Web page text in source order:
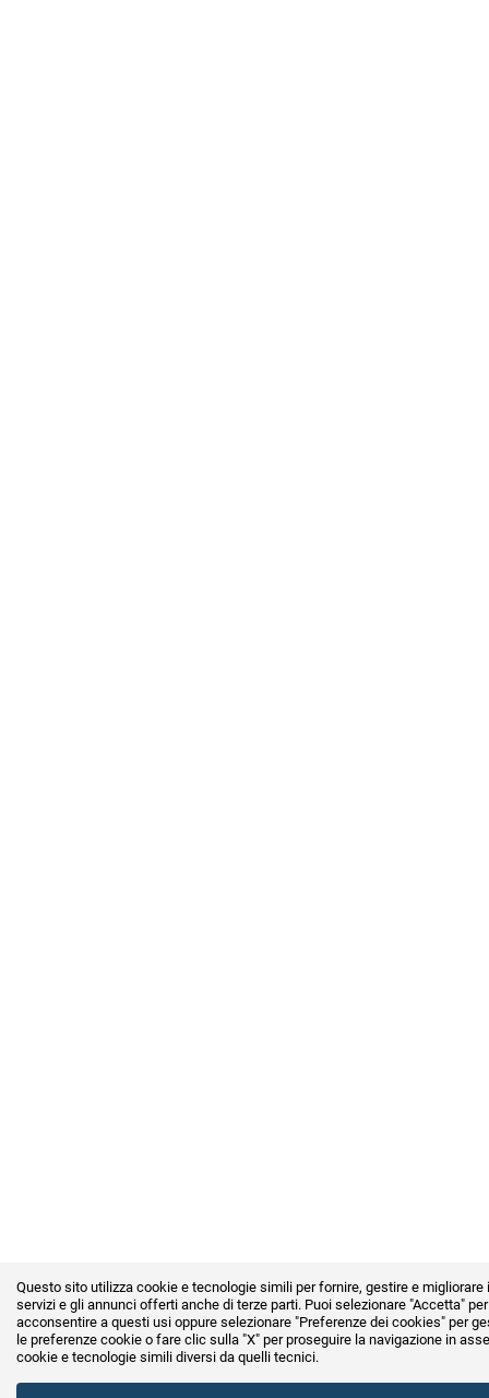
Questo sito utilizza cookie e tecnologie simili per fornire, gestire e migliorare i
servizi e gli annunci offerti anche di terze parti. Puoi selezionare "Accetta" per
acconsentire a questi usi oppure selezionare "Preferenze dei cookies" per
le preferenze cookie o fare clic sulla "X" per proseguire la navigazione in
cookie e tecnologie simili diversi da quelli tecnici.